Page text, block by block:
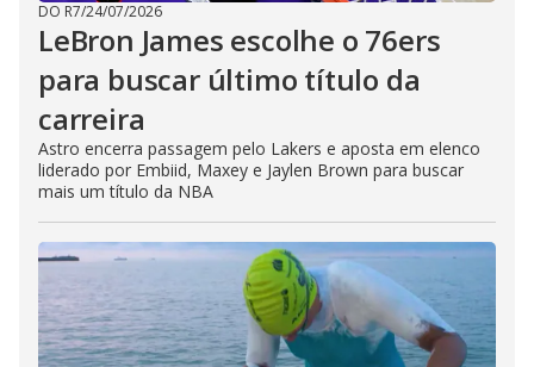
DO R7/24/07/2026
LeBron James escolhe o 76ers
para buscar último título da
carreira
Astro encerra passagem pelo Lakers e aposta em elenco
liderado por Embiid, Maxey e Jaylen Brown para buscar
mais um título da NBA